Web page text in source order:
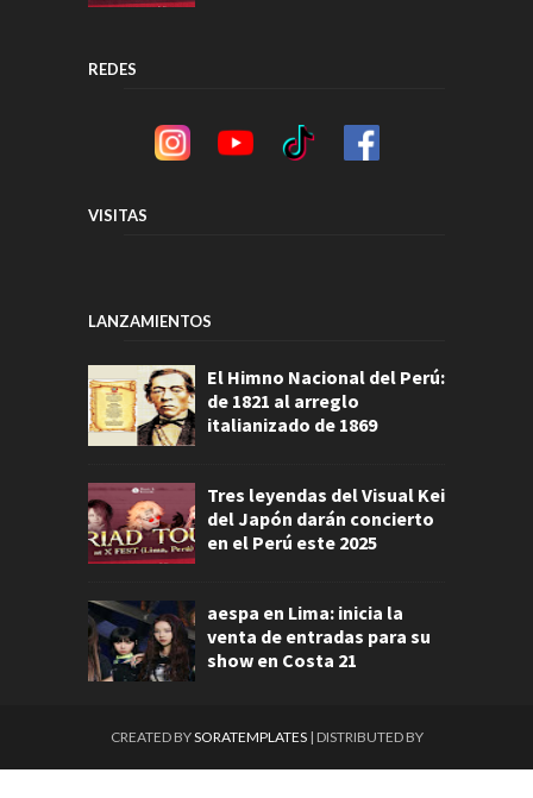
REDES
VISITAS
LANZAMIENTOS
El Himno Nacional del Perú:
de 1821 al arreglo
italianizado de 1869
Tres leyendas del Visual Kei
del Japón darán concierto
en el Perú este 2025
aespa en Lima: inicia la
venta de entradas para su
show en Costa 21
CREATED BYSORATEMPLATES| DISTRIBUTED BY